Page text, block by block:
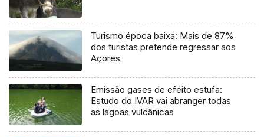
Turismo época baixa: Mais de 87%
dos turistas pretende regressar aos
Açores
Emissão gases de efeito estufa:
Estudo do IVAR vai abranger todas
as lagoas vulcânicas